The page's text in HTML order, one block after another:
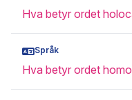
Hva betyr ordet
Språk
Hva betyr ordet